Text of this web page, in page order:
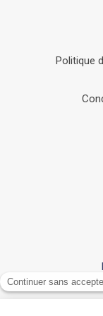
Politique